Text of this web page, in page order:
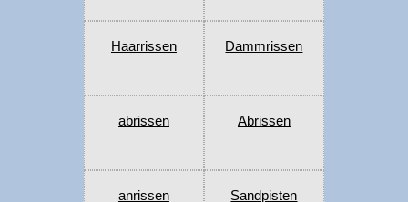
Haarrissen Dammrissen
abrissen Abrissen
anrissen Sandpisten